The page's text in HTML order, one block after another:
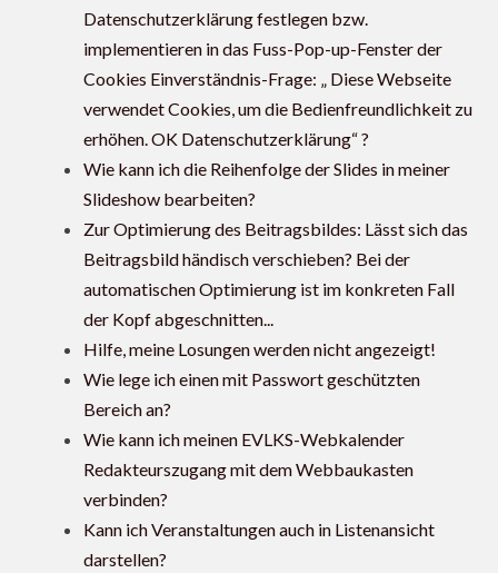
Datenschutzerklärung festlegen bzw.
implementieren in das Fuss-Pop-up-Fenster der
Cookies Einverständnis-Frage: „ Diese Webseite
verwendet Cookies, um die Bedienfreundlichkeit zu
erhöhen. OK Datenschutzerklärung“ ?
Wie kann ich die Reihenfolge der Slides in meiner
Slideshow bearbeiten?
Zur Optimierung des Beitragsbildes: Lässt sich das
Beitragsbild händisch verschieben? Bei der
automatischen Optimierung ist im konkreten Fall
der Kopf abgeschnitten...
Hilfe, meine Losungen werden nicht angezeigt!
Wie lege ich einen mit Passwort geschützten
Bereich an?
Wie kann ich meinen EVLKS-Webkalender
Redakteurszugang mit dem Webbaukasten
verbinden?
Kann ich Veranstaltungen auch in Listenansicht
darstellen?